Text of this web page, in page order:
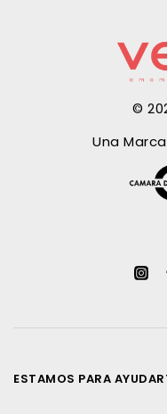
©
Una
ESTAMOS PARA